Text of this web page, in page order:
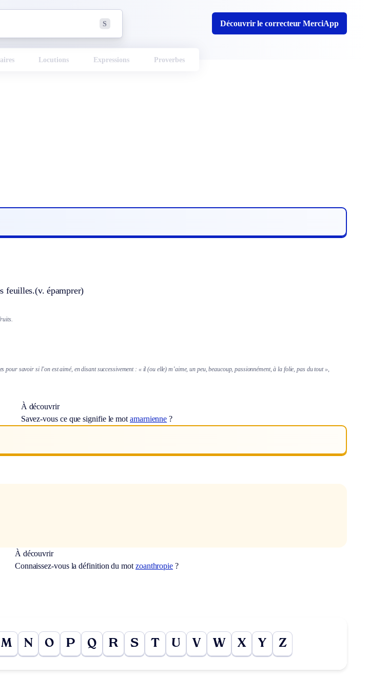
S Découvrir le correcteur MerciApp
Locutions Expressions Proverbes
feuilles.(v. épamprer)
pour savoir si l’on est aimé, en disant successivement : « il (ou elle) m’aime, un peu, beaucoup, passionnément, à la folie, pas du tout »,
À découvrir
Savez-vous ce que signifie le mot amarnienne ?
À découvrir
Connaissez-vous la définition du mot zoanthropie ?
M N O P Q R S T U V W X Y Z